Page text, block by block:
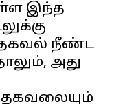
இந்த
தகவல் நீண்ட
அது
தகவலையும்